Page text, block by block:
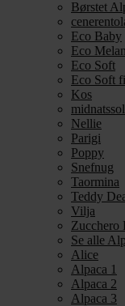
Børstet
Eco Baby
Eco
Eco Soft
Eco Soft
Kos
midnatssol
Nellie
Parigi
Poppy
Snefnug
Taormina
Teddy
Vilja
Zucchero
Se alle
Alice
Alpaca 1
Alpaca 2
Alpaca 3